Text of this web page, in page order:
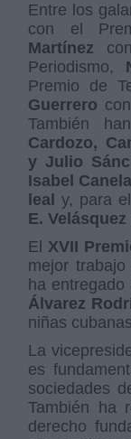
Entre los
con el
Martínez
Periodismo,
Premio de
Guerrero
También
Cardozo,
y Julio
Isabel
leal y, para
E. Velásquez
ElXVII
mejor
ha
Álvarez
niñas
La
es
sociedades
También ha
derecho